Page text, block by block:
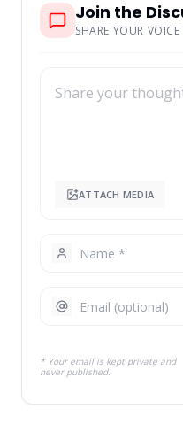
Join the
SHARE YOUR VOICE
ATTACH MEDIA
* Your email is kept private and
never published.